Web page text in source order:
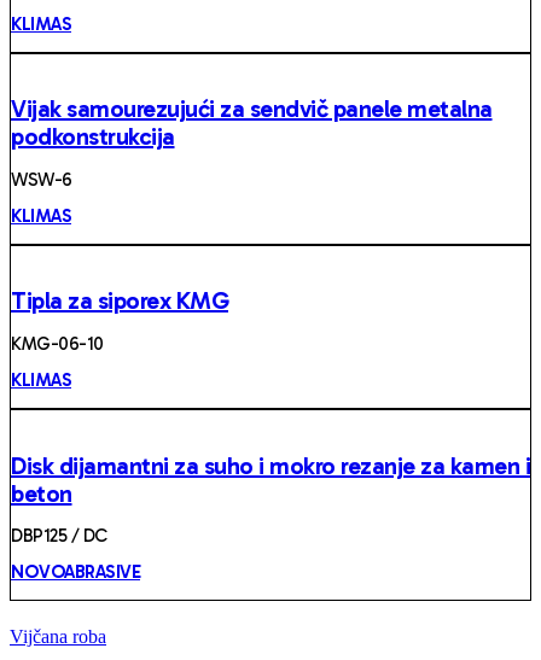
KLIMAS
Vijak samourezujući za sendvič panele metalna
podkonstrukcija
WSW-6
KLIMAS
Tipla za siporex KMG
KMG-06-10
KLIMAS
Disk dijamantni za suho i mokro rezanje za kamen i
beton
DBP125 / DC
NOVOABRASIVE
Vijčana roba